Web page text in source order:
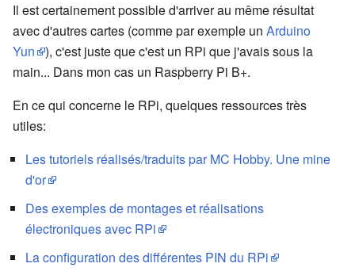
Il est certainement possible d'arriver au même résultat
avec d'autres cartes (comme par exemple un Arduino
Yun
), c'est juste que c'est un RPi que j'avais sous la
main... Dans mon cas un Raspberry Pi B+.
En ce qui concerne le RPi, quelques ressources très
utiles:
Les tutoriels réalisés/traduits par MC Hobby. Une mine
d'or
Des exemples de montages et réalisations
électroniques avec RPi
La configuration des différentes PIN du RPi